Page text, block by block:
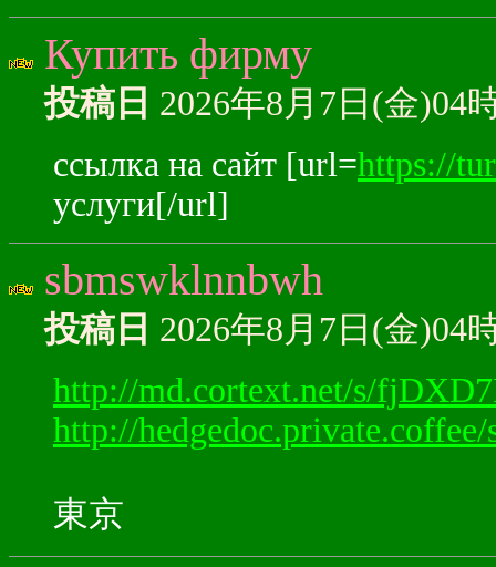
Купить фирму
投稿日 2026年8月7日(金)04
ссылка на сайт [url=https://
услуги[/url]
sbmswklnnbwh
投稿日 2026年8月7日(金)04
http://md.cortext.net/s/
http://
東京